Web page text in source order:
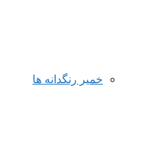
خمیر رنگدانه ها